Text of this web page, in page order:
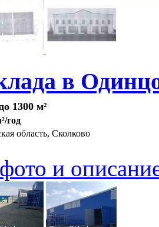
в
1300 м²
год
область, Сколково
и